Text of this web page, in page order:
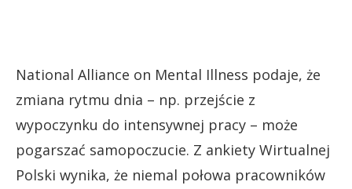
National Alliance on Mental Illness podaje, że
zmiana rytmu dnia – np. przejście z
wypoczynku do intensywnej pracy – może
pogarszać samopoczucie. Z ankiety Wirtualnej
Polski wynika, że niemal połowa pracowników